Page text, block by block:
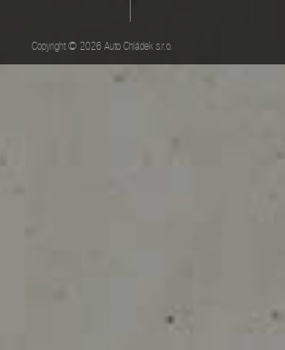
Copyright © 2026 Auto Chládek s.r.o.